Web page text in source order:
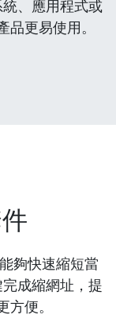
、應用程式或
更易使用。
夠快速縮短當
成縮網址，提
便。